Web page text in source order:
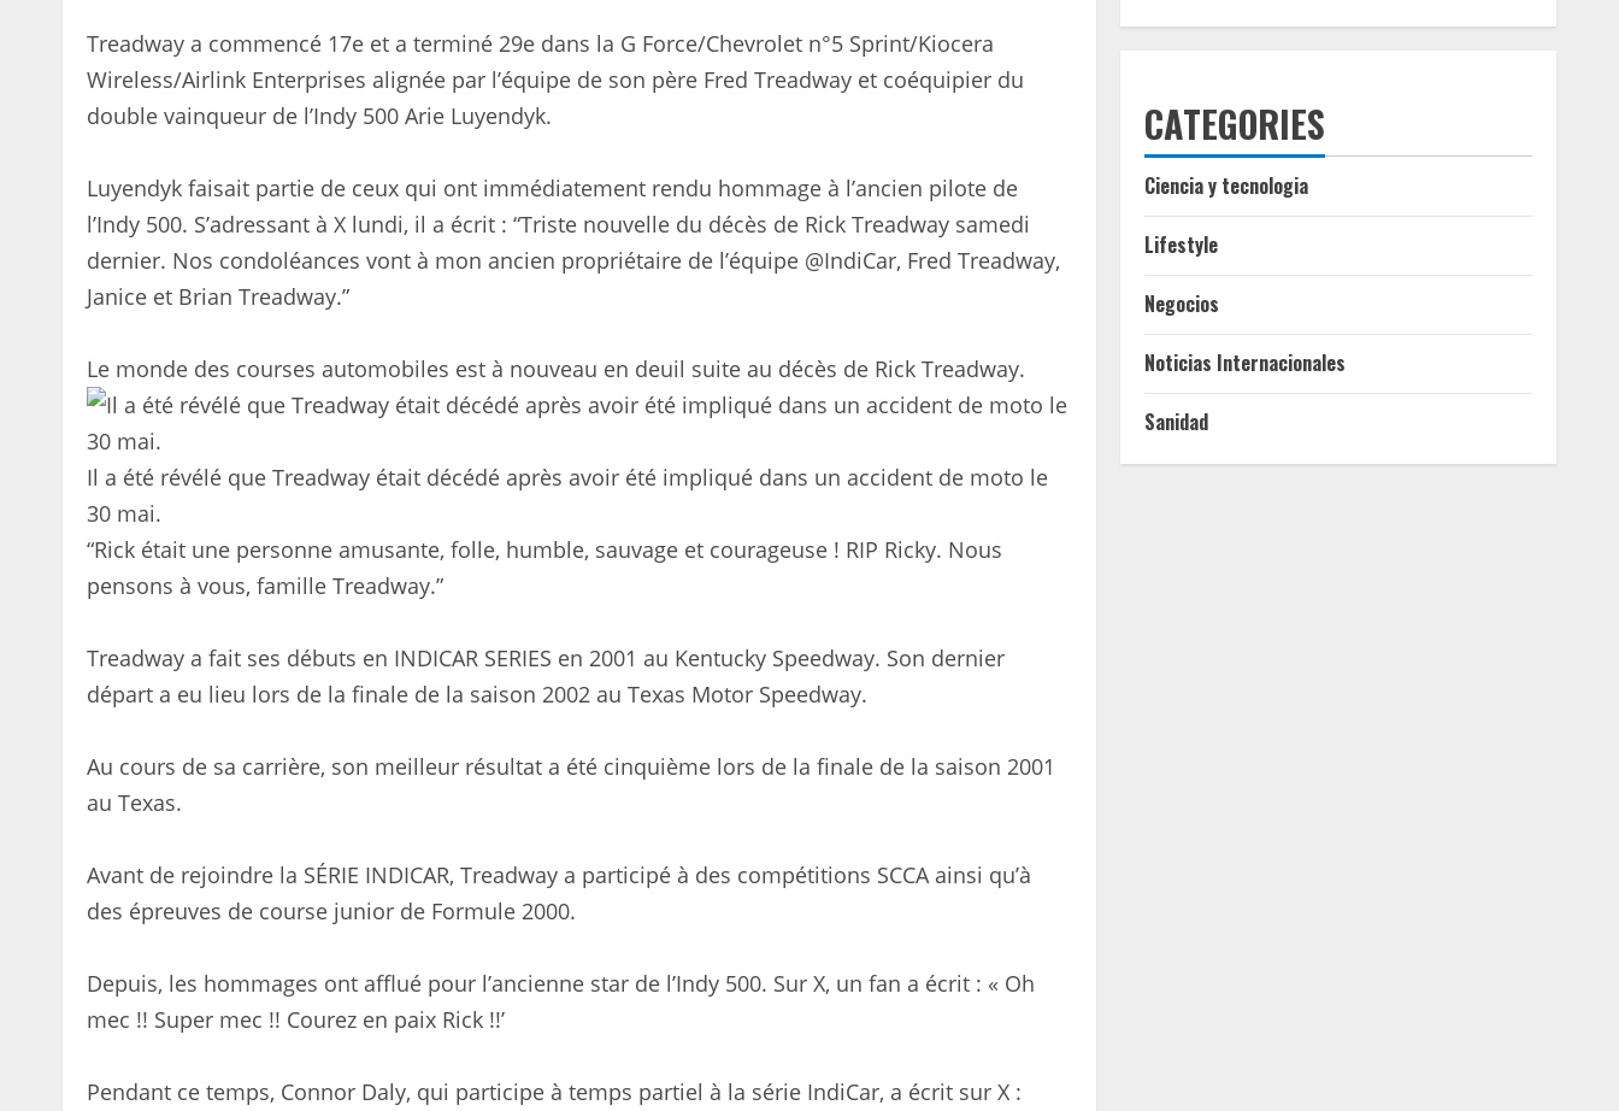
Treadway a commencé 17e et a terminé 29e dans la G Force/Chevrolet n°5 Sprint/Kiocera
Wireless/Airlink Enterprises alignée par l’équipe de son père Fred Treadway et coéquipier du
double vainqueur de l’Indy 500 Arie Luyendyk.
Luyendyk faisait partie de ceux qui ont immédiatement rendu hommage à l’ancien pilote de
l’Indy 500. S’adressant à X lundi, il a écrit : “Triste nouvelle du décès de Rick Treadway samedi
dernier. Nos condoléances vont à mon ancien propriétaire de l’équipe @IndiCar, Fred Treadway,
Janice et Brian Treadway.”
Le monde des courses automobiles est à nouveau en deuil suite au décès de Rick Treadway.
Il a été révélé que Treadway était décédé après avoir été impliqué dans un accident de moto le
30 mai.
“Rick était une personne amusante, folle, humble, sauvage et courageuse ! RIP Ricky. Nous
pensons à vous, famille Treadway.”
Treadway a fait ses débuts en INDICAR SERIES en 2001 au Kentucky Speedway. Son dernier
départ a eu lieu lors de la finale de la saison 2002 au Texas Motor Speedway.
Au cours de sa carrière, son meilleur résultat a été cinquième lors de la finale de la saison 2001
au Texas.
Avant de rejoindre la SÉRIE INDICAR, Treadway a participé à des compétitions SCCA ainsi qu’à
des épreuves de course junior de Formule 2000.
Depuis, les hommages ont afflué pour l’ancienne star de l’Indy 500. Sur X, un fan a écrit : « Oh
mec !! Super mec !! Courez en paix Rick !!’
Pendant ce temps, Connor Daly, qui participe à temps partiel à la série IndiCar, a écrit sur X :
CATEGORIES
Ciencia y tecnologia
Lifestyle
Negocios
Noticias Internacionales
Sanidad